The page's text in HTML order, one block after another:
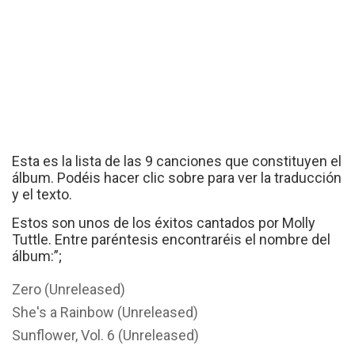
Esta es la lista de las 9 canciones que constituyen el
álbum. Podéis hacer clic sobre para ver la traducción
y el texto.
Estos son unos de los éxitos cantados por Molly
Tuttle. Entre paréntesis encontraréis el nombre del
álbum:”;
Zero (Unreleased)
She's a Rainbow (Unreleased)
Sunflower, Vol. 6 (Unreleased)